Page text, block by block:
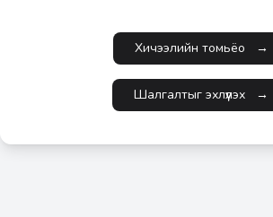
Хичээлийн томьёо →
Шалгалтыг эхлүүлэх →